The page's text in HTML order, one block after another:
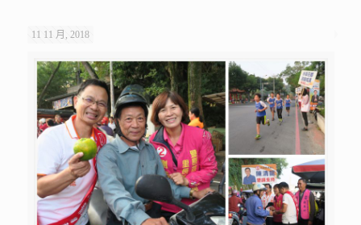
11 11 月, 2018